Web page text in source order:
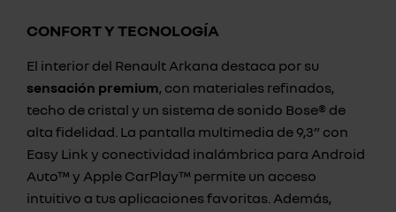
CONFORT Y TECNOLOGÍA
El interior del Renault Arkana destaca por su
sensación premium, con materiales refinados,
techo de cristal y un sistema de sonido Bose® de
alta fidelidad. La pantalla multimedia de 9,3” con
Easy Link y conectividad inalámbrica para Android
Auto™ y Apple CarPlay™ permite un acceso
intuitivo a tus aplicaciones favoritas. Además,